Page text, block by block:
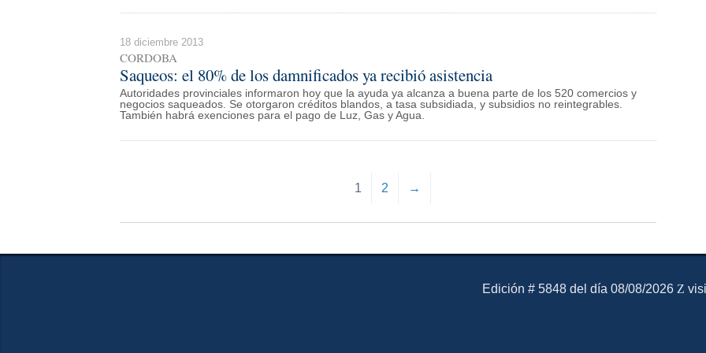
18 diciembre 2013
CORDOBA
Saqueos: el 80% de los damnificados ya recibió asistencia
Autoridades provinciales informaron hoy que la ayuda ya alcanza a buena parte de los 520 comercios y
negocios saqueados. Se otorgaron créditos blandos, a tasa subsidiada, y subsidios no reintegrables.
También habrá exenciones para el pago de Luz, Gas y Agua.
1 2 →
El Mensajero Diario
Edición # 5848 del día 08/08/2026